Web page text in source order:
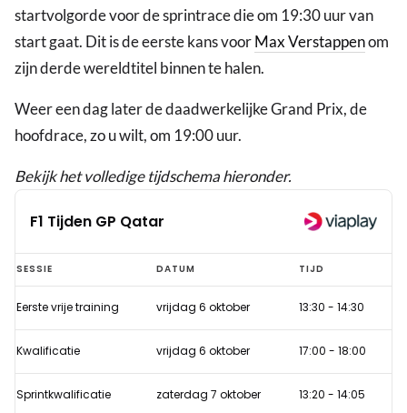
startvolgorde voor de sprintrace die om 19:30 uur van
start gaat. Dit is de eerste kans voorMax Verstappenom
zijn derde wereldtitel binnen te halen.
Weer een dag later de daadwerkelijke Grand Prix, de
hoofdrace, zo u wilt, om 19:00 uur.
Bekijk het volledige tijdschema hieronder.
F1 Tijden GP Qatar
F1
Tijden
GP
Qatar
SESSIE DATUM TIJD
Eerste vrije training vrijdag 6 oktober 13:30 - 14:30
Kwalificatie vrijdag 6 oktober 17:00 - 18:00
Sprintkwalificatie zaterdag 7 oktober 13:20 - 14:05